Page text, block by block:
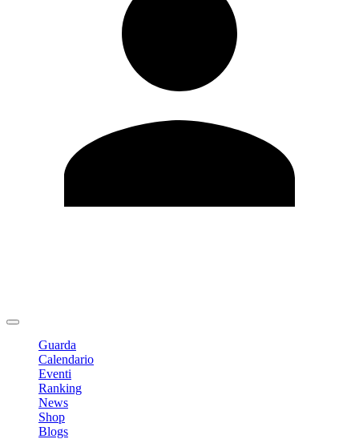
Guarda
Calendario
Eventi
Ranking
News
Shop
Blogs